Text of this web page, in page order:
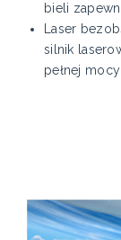
bieli
Laser
silnik
pełnej mocy